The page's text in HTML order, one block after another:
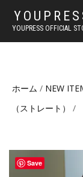
YOUPRESS OFFICIAL
ホーム / NEW
（ストレート）
/
Save